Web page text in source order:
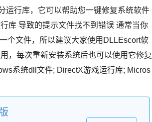
运行库，它可以帮助您一键修复系统软件
库 导致的提示文件找不到错误 通常当你
个文件，所以建议大家使用DLLEscort软
，每次重新安装系统后也可以使用它修复
系统dll文件; DirectX游戏运行库; Micros